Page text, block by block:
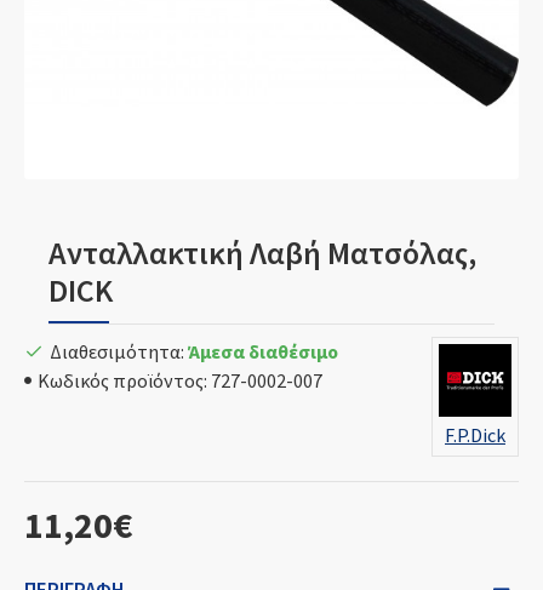
Ανταλλακτική Λαβή Ματσόλας,
DICK
11,20€
Διαθεσιμότητα: Άμεσα διαθέσιμο
Κωδικός προϊόντος: 727-0002-007
F.P.Dick